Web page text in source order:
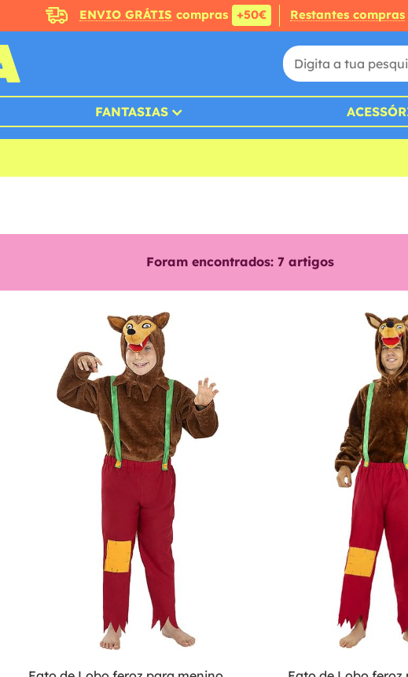
ENVIO GRÁTIS compras +50€ Restantes compras
FANTASIAS
Foram encontrados: 7 artigos